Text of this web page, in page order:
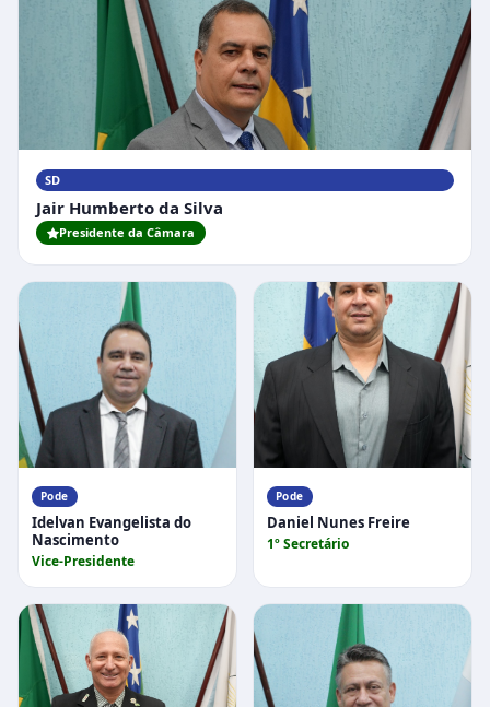
SD
Jair Humberto da Silva
Presidente da Câmara
Pode
Idelvan Evangelista do
Nascimento
Vice-Presidente
Pode
Daniel Nunes Freire
1º Secretário